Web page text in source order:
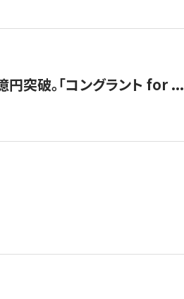
突破。「コングラント for ...